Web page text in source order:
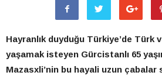
Hayranlık duyduğu Türkiye’de Türk
yaşamak isteyen Gürcistanlı 65
Mazasxli’nin bu hayali uzun